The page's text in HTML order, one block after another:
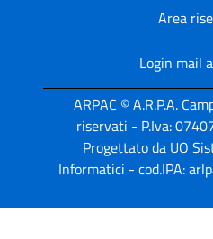
Area
Login mail
ARPAC © A.R.P.A.
riservati - P.Iva:
Progettato da UO
Informatici - cod.IPA: